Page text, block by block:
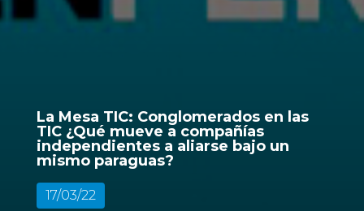
La Mesa TIC: Conglomerados en las
TIC ¿Qué mueve a compañías
independientes a aliarse bajo un
mismo paraguas?
17/03/22